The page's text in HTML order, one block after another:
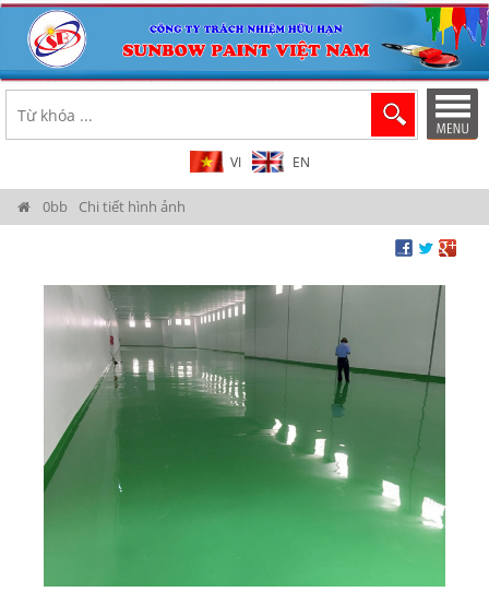
VI EN
Chi tiết hình ảnh